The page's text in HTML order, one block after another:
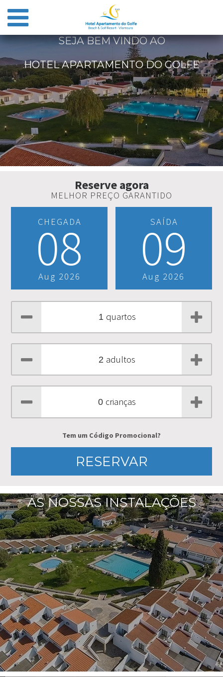
SEJA BEM VINDO AO
HOTEL APARTAMENTO DO GOLFE
Reserve agora
MELHOR PREÇO GARANTIDO
CHEGADA
08
Aug 2026
SAÍDA
09
Aug 2026
quartos
adultos
crianças
Tem um Código Promocional?
AS NOSSAS INSTALAÇÕES